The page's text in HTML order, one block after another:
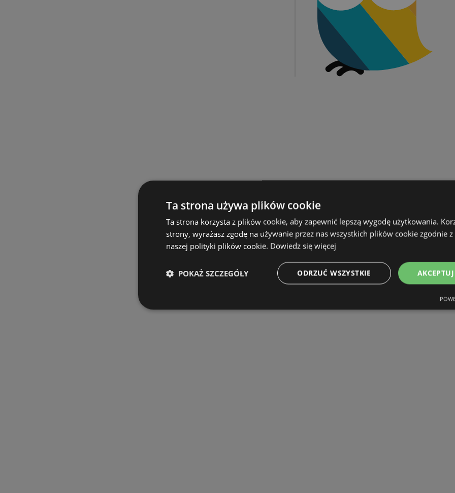
Ta strona używa plików cookie
Ta strona korzysta z plików cookie, aby zapewnić lepszą wygodę użytkowania.
strony, wyrażasz zgodę na używanie przez nas wszystkich plików cookie zgodnie
naszej polityki plików cookie. Dowiedz się więcej
ODRZUĆ WSZYSTKIE
POKAŻ SZCZEGÓŁY